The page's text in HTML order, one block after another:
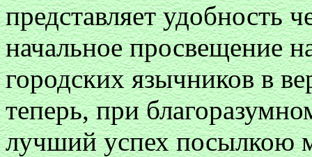
представляет удобность
начальное просвещение
городских язычников в
теперь, при
лучший успех посылкою